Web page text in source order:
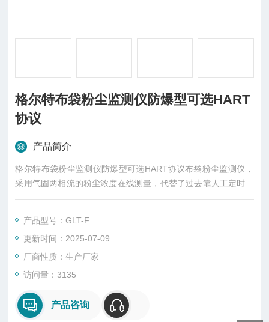
格尔特布袋粉尘监测仪防爆型可选HART
协议
产品简介
格尔特布袋粉尘监测仪防爆型可选HART协议布袋粉尘监测仪，
采用气固两相流的粉尘浓度在线测量，代替了过去靠人工定时取
样分析的老办法，及时发现排放粉尘浓度，避免可用粉尘的流
产品型号：GLT-F
更新时间：2025-07-09
厂商性质：生产厂家
访问量：3135
产品咨询